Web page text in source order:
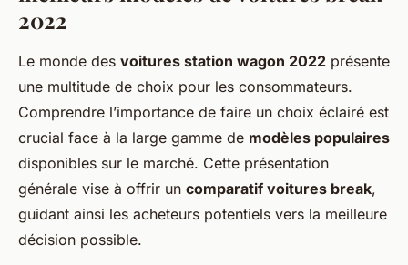
2022
Célia•18 février 2025•9 min de lecture
2022
Le monde des voitures station wagon 2022 présente
une multitude de choix pour les consommateurs.
Comprendre l’importance de faire un choix éclairé est
crucial face à la large gamme de modèles populaires
disponibles sur le marché. Cette présentation
générale vise à offrir un comparatif voitures break,
guidant ainsi les acheteurs potentiels vers la meilleure
décision possible.